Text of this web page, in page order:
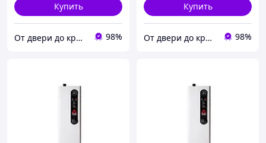
Купить
От двери до кровли 98%
Купить
От двери до кровли 98%